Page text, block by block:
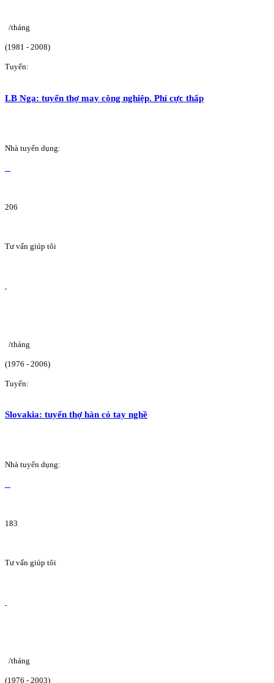
/tháng
(1981 - 2008)
Tuyển:
LB Nga: tuyển thợ may công nghiệp. Phí cực thấp
Nhà tuyển dụng:
206
Tư vấn giúp tôi
/tháng
(1976 - 2006)
Tuyển:
Slovakia: tuyển thợ hàn có tay nghề
Nhà tuyển dụng:
183
Tư vấn giúp tôi
/tháng
(1976 - 2003)